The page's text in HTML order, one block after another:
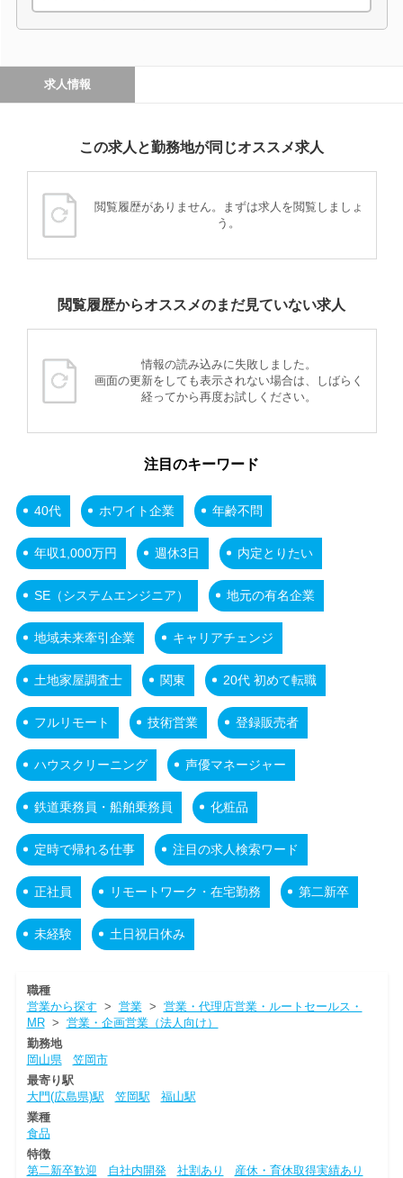
求人情報
この求人と勤務地が同じオススメ求人
閲覧履歴がありません。まずは求人を閲覧しましょ
う。
閲覧履歴からオススメのまだ見ていない求人
情報の読み込みに失敗しました。
画面の更新をしても表示されない場合は、しばらく
経ってから再度お試しください。
注目のキーワード
40代 ホワイト企業 年齢不問
年収1,000万円 週休3日 内定とりたい
SE（システムエンジニア） 地元の有名企業
地域未来牽引企業 キャリアチェンジ
土地家屋調査士 関東 20代 初めて転職
フルリモート 技術営業 登録販売者
ハウスクリーニング 声優マネージャー
鉄道乗務員・船舶乗務員 化粧品
定時で帰れる仕事 注目の求人検索ワード
正社員 リモートワーク・在宅勤務 第二新卒
未経験 土日祝日休み
職種
営業から探す > 営業> 営業・代理店営業・ルートセールス・
MR> 営業・企画営業（法人向け）
勤務地
岡山県
笠岡市
最寄り駅
大門(広島県)駅
笠岡駅
福山駅
業種
食品
特徴
第二新卒歓迎
自社内開発 社割あり
産休・育休取得実績あり